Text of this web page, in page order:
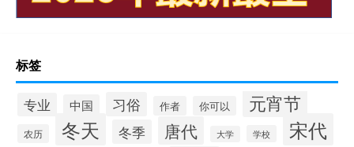
标签
专业 中国 习俗 作者 你可以 元宵节
农历 冬天 冬季 唐代 大学 学校 宋代